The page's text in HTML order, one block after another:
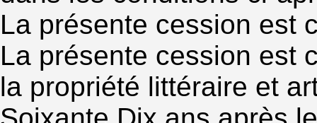
La présente cession est
La présente cession est
la propriété littéraire et